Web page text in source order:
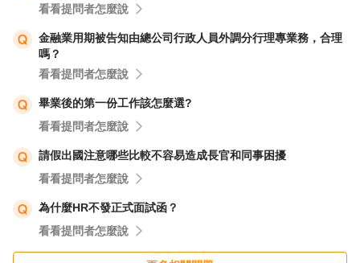
看看提問者怎麼說
金融業用期被告知由總公司行政人員外調分行理專業務，合理
嗎？
看看提問者怎麼說
畢業後的第一份工作該怎麼選?
看看提問者怎麼說
請假出國注意哪些比較不容易造成長官和同事困擾
看看提問者怎麼說
為什麼HR不發正式面試函？
看看提問者怎麼說